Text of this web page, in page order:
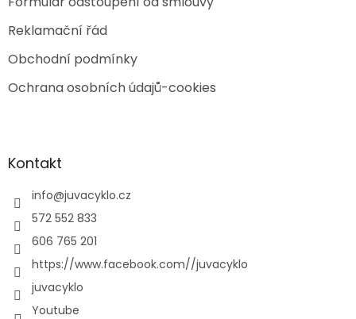
Reklamační řád
Obchodní podmínky
Ochrana osobních údajů-cookies
Kontakt
info@juvacyklo.cz
572 552 833
606 765 201
https://www.facebook.com//juvacyklo
juvacyklo
Youtube